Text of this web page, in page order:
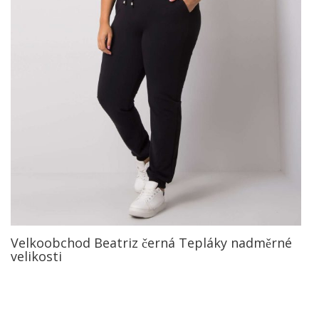
Velkoobchod Beatriz černá Tepláky nadměrné
velikosti